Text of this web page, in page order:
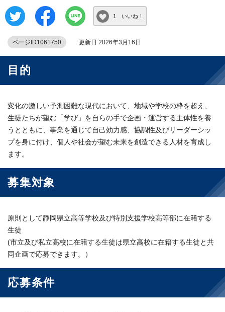
1 いいね！
ページID1061750 更新日 2026年3月16日
目的
変化の激しい予測困難な現代において、地域や学校の枠を超え、
生徒たちが望む「学び」を自らの手で企画・運営する主体性を養
うとともに、事業を通じて自己効力感、協調性及びリーダーシッ
プを身に付け、個人や社会が望む未来を創造できる人材を育成し
ます。
募集対象
原則として静岡県立高等学校及び特別支援学校高等部に在籍する
生徒
(市立及び私立高校に在籍する生徒は県立高校に在籍する生徒と共
同企画で応募できます。）
応募条件